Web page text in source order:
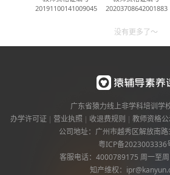
20191100141009045
20203708642001883
没有更多了～
广东省猿力线上非学科培训学
办学许可证
营业执照 收退费规则 教师资格
公司地址：广州市越秀区解放南
粤ICP备2023003336
客服电话： 4000789175 周一至
知产维权：